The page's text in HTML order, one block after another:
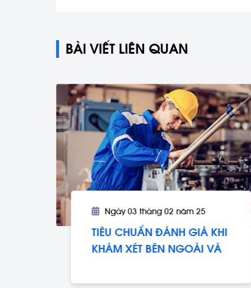
BÀI VIẾT LIÊN QUAN
Ngày 03 tháng 02 năm 25
TIÊU CHUẨN ĐÁNH GIÁ KHI
KHÁM XÉT BÊN NGOÀI VÀ